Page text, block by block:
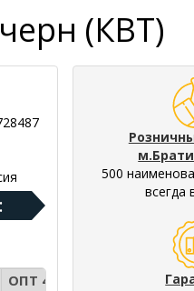
(КВТ)
ОПТ 4
500
всегда